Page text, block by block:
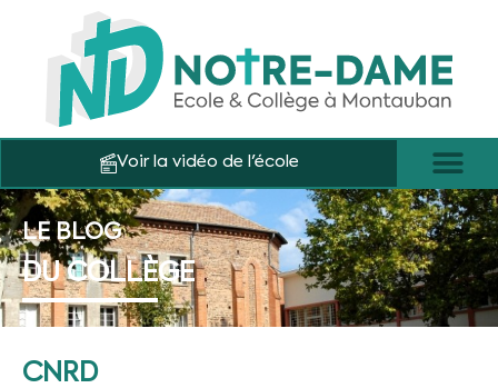
Voir la vidéo de l'école
LE BLOG
DU COLLÈGE
CNRD